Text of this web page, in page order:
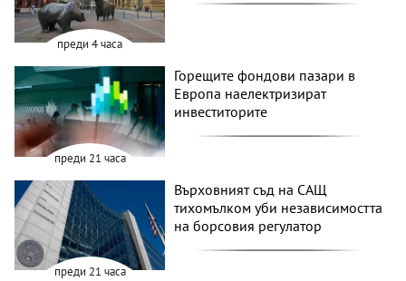
преди 4 часа
преди 21 часа
Горещите фондови пазари в
Европа наелектризират
инвеститорите
преди 21 часа
Върховният съд на САЩ
тихомълком уби независимостта
на борсовия регулатор